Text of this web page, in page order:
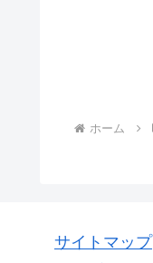
ホーム
サイトマップ